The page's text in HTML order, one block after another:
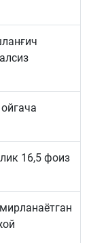
16,5 фоиз